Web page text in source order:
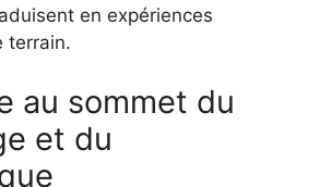
en expériences
terrain.
au sommet du
et du